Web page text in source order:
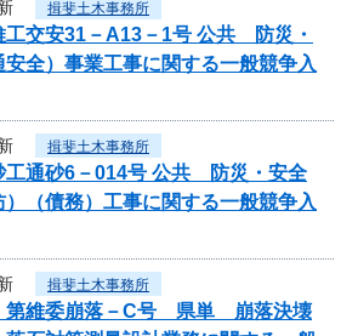
揖斐土木事務所
工交安31－A13－1号 公共 防災・
全）事業工事に関する一般競争入
揖斐土木事務所
工通砂6－014号 公共 防災・安全
（債務）工事に関する一般競争入
揖斐土木事務所
第維委崩落－C号 県単 崩落決壊